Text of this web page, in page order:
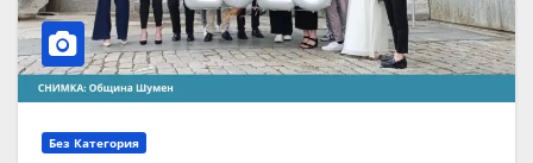
Без Категория